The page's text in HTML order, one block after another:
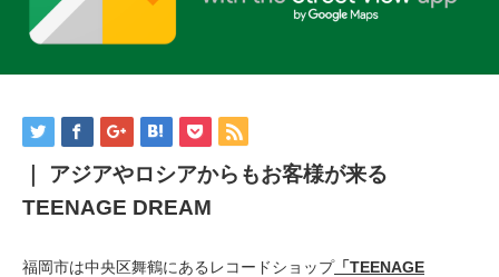
｜ アジアやロシアからもお客様が来る
TEENAGE DREAM
福岡市は中央区舞鶴にあるレコードショップ「TEENAGE